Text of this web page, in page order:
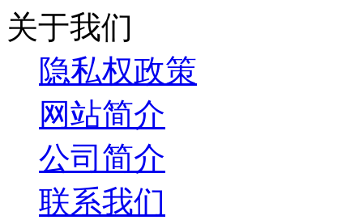
关于我们
隐私权政策
网站简介
公司简介
联系我们